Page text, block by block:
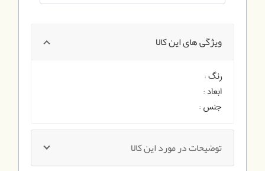
ویژگی های این کالا
رنگ :
ابعاد :
جنس :
توضیحات در مورد این کالا